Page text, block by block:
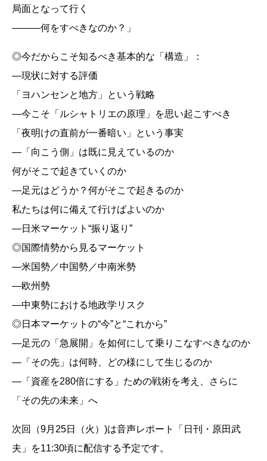
局面となって行く
―――何をすべきなのか？」
◎今だからこそ知るべき基本的な「構造」：
―現状に対する評価
「ヨハンセンと地方」という戦略
―今こそ「ルシャトリエの原理」を思い起こすべき
「夜明けの直前が一番暗い」という事実
―「向こう側」は既に見えているのか
何がそこで起きていくのか
―足元はどうか？何がそこで起きるのか
私たちは何に備えて行けばよいのか
―日米マーケット“振り返り”
◎国際情勢から見るマーケット
―米国勢／中国勢／中南米勢
―欧州勢
―中東勢における地政学リスク
◎日本マーケットの“今”と“これから”
―足元の「急展開」を如何にして乗りこなすべきなのか
―「その先」は何時、どの様にして生じるのか
―「資産を280倍にする」ための戦術を考え、さらに
「その先の未来」へ
次回（9月25日（火）)は音声レポート「日刊・原田武
夫」を11:30頃に配信する予定です。